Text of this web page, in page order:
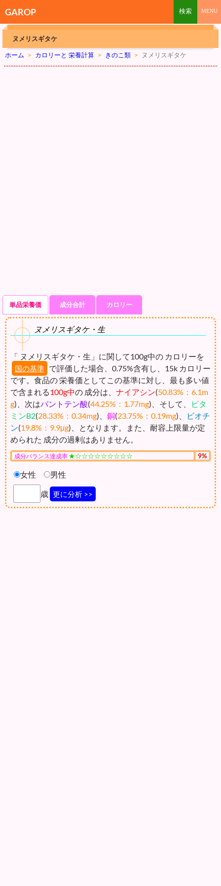
GAROP
ヌメリスギタケ
ホーム > カロリーと 栄養計算 > きのこ類 > ヌメリスギタケ
単品栄養価 成分合計 カロリー
ヌメリスギタケ・生
「 ヌメリスギタケ・生」に関して100g中の カロリーを
国の基準 で評価した場合、0.75%含有し、15k カロリー
です。食品の 栄養価としてこの基準に対し、最も多い値
で含まれる100g中の 成分は、 ナイアシン(50.83%：6.1m
g)、次はパントテン酸(44.25%：1.77mg)、そして、
ビタ
ミンB2(28.33%：0.34mg)、 銅(23.75%：0.19mg)、
ビオチ
ン(19.8%：9.9μg)、となります。また、耐容上限量が定
められた 成分の過剰はありません。
成分バランス達成率 ★☆☆☆☆☆☆☆☆☆ 9%
女性 男性
歳 更に分析 >>